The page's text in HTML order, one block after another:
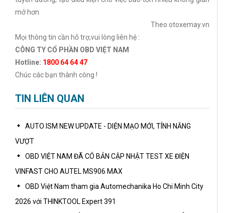
mở hơn.
Theo otoxemay.vn
Mọi thông tin cần hỗ trợ,vui lòng liên hệ :
CÔNG TY CỔ PHẦN OBD VIỆT NAM
Hotline: 1800 64 64 47
Chúc các bạn thành công !
TIN LIÊN QUAN
AUTO ISM NEW UPDATE - DIỆN MẠO MỚI, TÍNH NĂNG
VƯỢT
OBD VIỆT NAM ĐÃ CÓ BẢN CẬP NHẬT TEST XE ĐIỆN
VINFAST CHO AUTEL MS906 MAX
OBD Việt Nam tham gia Automechanika Ho Chi Minh City
2026 với THINKTOOL Expert 391